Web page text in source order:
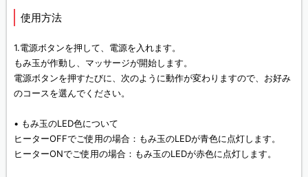
使用方法
1.電源ボタンを押して、電源を入れます。
もみ玉が作動し、マッサージが開始します。
電源ボタンを押すたびに、次のように動作が変わりますので、お好み
のコースを選んでください。
• もみ玉のLED色について
ヒーターOFFでご使用の場合：もみ玉のLEDが青色に点灯します。
ヒーターONでご使用の場合：もみ玉のLEDが赤色に点灯します。